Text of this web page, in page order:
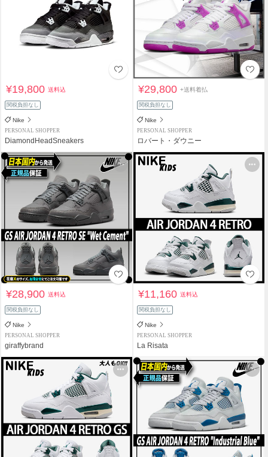
¥19,800送料込
関税負担なし
Nike
PERSONAL SHOPPER
DiamondHeadSneakers
¥29,800+送料着払
関税負担なし
Nike
PERSONAL SHOPPER
ロバート・ダウニー
¥28,900送料込
関税負担なし
Nike
PERSONAL SHOPPER
giraffybrand
¥11,160送料込
関税負担なし
Nike
PERSONAL SHOPPER
La Risata